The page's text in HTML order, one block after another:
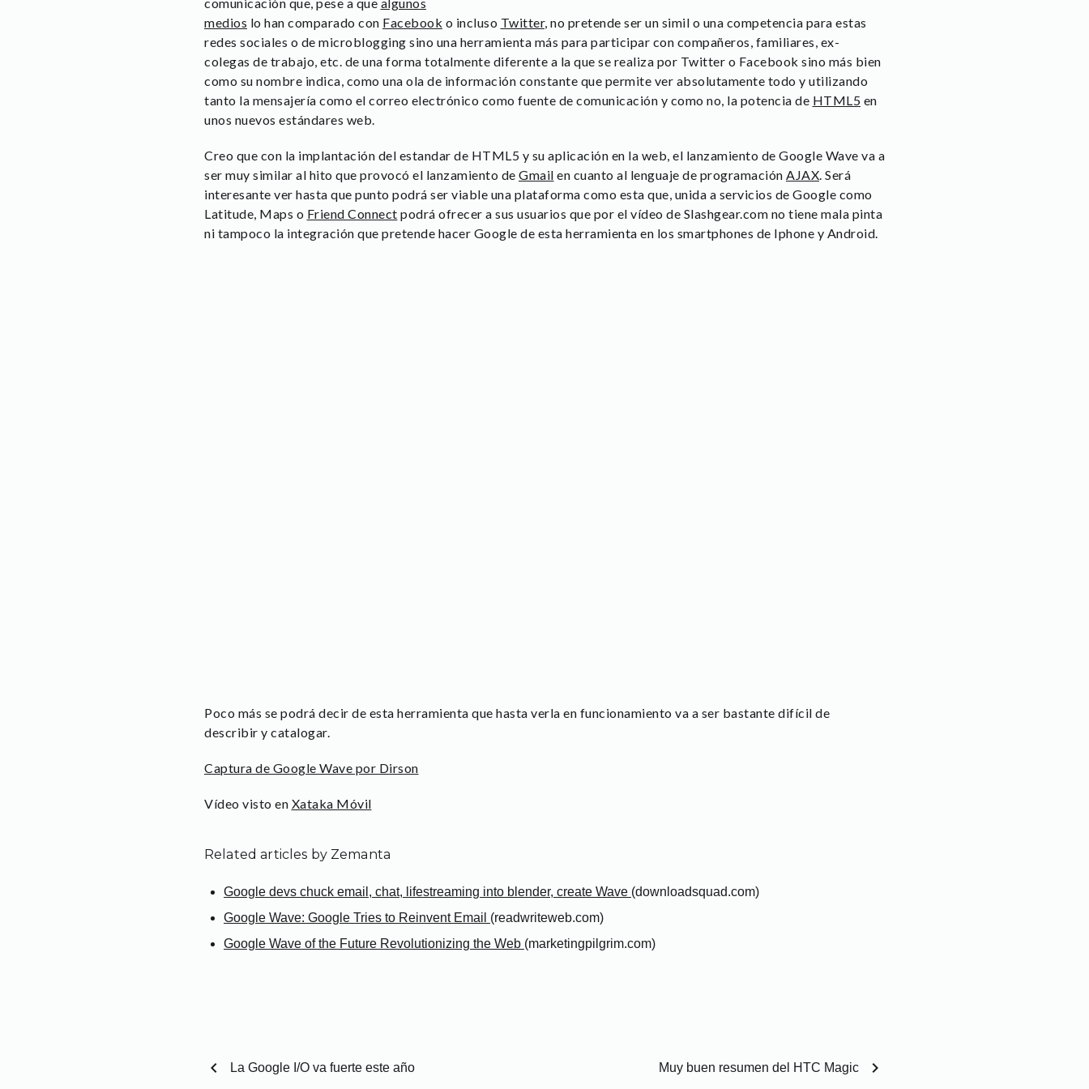
medios lo han comparado con Facebook o incluso Twitter, no pretende ser un simil o una competencia para estas
redes sociales o de microblogging sino una herramienta más para participar con compañeros, familiares, ex-
colegas de trabajo, etc. de una forma totalmente diferente a la que se realiza por Twitter o Facebook sino más bien
como su nombre indica, como una ola de información constante que permite ver absolutamente todo y utilizando
tanto la mensajería como el correo electrónico como fuente de comunicación y como no, la potencia de HTML5 en
unos nuevos estándares web.
Creo que con la implantación del estandar de HTML5 y su aplicación en la web, el lanzamiento de Google Wave va a
ser muy similar al hito que provocó el lanzamiento de Gmail en cuanto al lenguaje de programación AJAX. Será
interesante ver hasta que punto podrá ser viable una plataforma como esta que, unida a servicios de Google como
Latitude, Maps o Friend Connect podrá ofrecer a sus usuarios que por el vídeo de Slashgear.com no tiene mala pinta
ni tampoco la integración que pretende hacer Google de esta herramienta en los smartphones de Iphone y Android.
Poco más se podrá decir de esta herramienta que hasta verla en funcionamiento va a ser bastante difícil de
describir y catalogar.
Captura de Google Wave por Dirson
Vídeo visto en Xataka Móvil
Related articles by Zemanta
Google devs chuck email, chat, lifestreaming into blender, create Wave (downloadsquad.com)
Google Wave: Google Tries to Reinvent Email (readwriteweb.com)
Google Wave of the Future Revolutionizing the Web (marketingpilgrim.com)
chevron_left La Google I/O va fuerte este año Muy buen resumen del HTC Magic chevron_right